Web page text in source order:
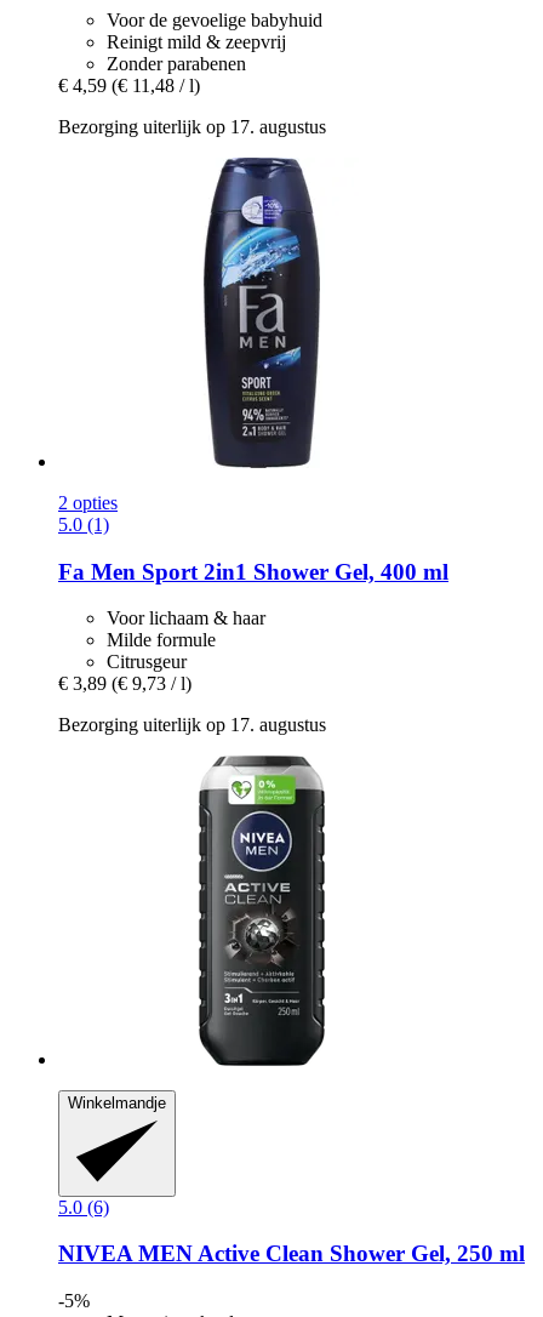
Voor de gevoelige babyhuid
Reinigt mild & zeepvrij
Zonder parabenen
€ 4,59 (€ 11,48 / l)
Bezorging uiterlijk op 17. augustus
2 opties
5.0 (1)
Fa Men Sport 2in1 Shower Gel, 400 ml
Voor lichaam & haar
Milde formule
Citrusgeur
€ 3,89 (€ 9,73 / l)
Bezorging uiterlijk op 17. augustus
Winkelmandje
5.0 (6)
NIVEAMEN Active Clean Shower Gel, 250 ml
-5%